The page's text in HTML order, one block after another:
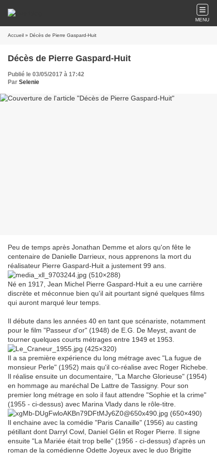
MENU
Accueil » Décès de Pierre Gaspard-Huit
Décès de Pierre Gaspard-Huit
Publié le 03/05/2017 à 17:42
Par Selenie
Peu de temps après Jonathan Demme et alors qu'on fête le
centenaire de Danielle Darrieux, nous apprenons la mort du
réalisateur Pierre Gaspard-Huit a justement 99 ans.
Né en 1917, Jean Michel Pierre Gaspard-Huit a eu une carrière
discrète et méconnue bien qu'il ait pourtant signé quelques films
qui auront marqué leur temps.
Il débute dans les années 40 en tant que scénariste, notamment
pour le film "Passeur d'or" (1948) de E.G. De Meyst, avant de
tourner quelques courts métrages entre 1949 et 1953.
Il a sa première expérience du long métrage avec "La fugue de
monsieur Perle" (1952) mais qu'il co-réalise avec Roger Richebe.
Il réalise ensuite un documentaire, "La Marche Glorieuse" (1954)
en hommage au maréchal De Lattre de Tassigny. Pour son
premier long métrage en solo il faut attendre "Sophie et la crime"
(1955 - ci-dessus) avec Marina Vlady dans le rôle-titre.
Il enchaine avec la comédie "Paris Canaille" (1956) au casting
pétillant dont Darryl Cowl, Daniel Gélin et Roger Pierre. Il signe
ensuite "La Mariée était trop belle" (1956 - ci-dessus) d'après un
roman de la comédienne Odette Joyeux avec le duo Brigitte